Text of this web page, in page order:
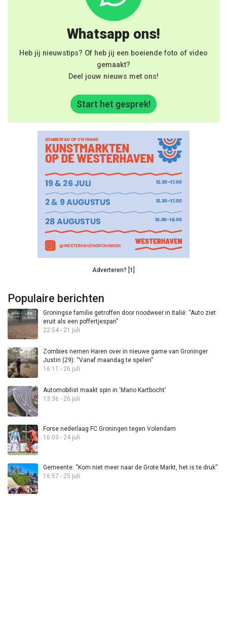
Whatsapp ons!
Heb jij nieuwstips? Of heb jij een boeiende foto of video
gemaakt?
Deel jouw nieuws met ons!
Start het gesprek!
Adverteren? [1]
Populaire berichten
Groningse familie getroffen door noodweer in Italië: “Auto ziet
eruit als een poffertjespan”
22:54 - 21 juli
Zombies nemen Haren over in nieuwe game van Groninger
Justin (29): “Vanaf maandag te spelen”
16:11 - 26 juli
Automobilist maakt spin in ‘Mario Kartbocht’
13:36 - 26 juli
Forse nederlaag FC Groningen tegen Volendam
16:03 - 24 juli
Gemeente: “Kom niet meer naar de Grote Markt, het is te druk”
16:57 - 25 juli